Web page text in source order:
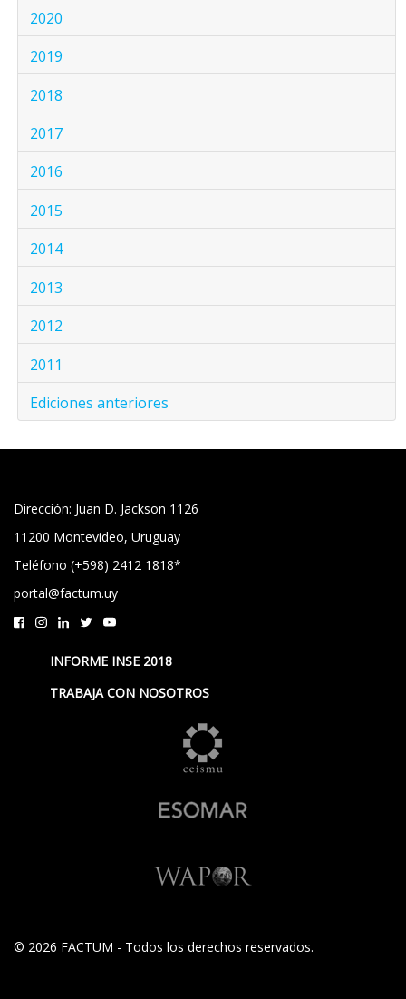
2020
2019
2018
2017
2016
2015
2014
2013
2012
2011
Ediciones anteriores
Dirección: Juan D. Jackson 1126
11200 Montevideo, Uruguay
Teléfono (+598) 2412 1818*
portal@factum.uy
INFORME INSE 2018
TRABAJA CON NOSOTROS
© 2026 FACTUM - Todos los derechos reservados.